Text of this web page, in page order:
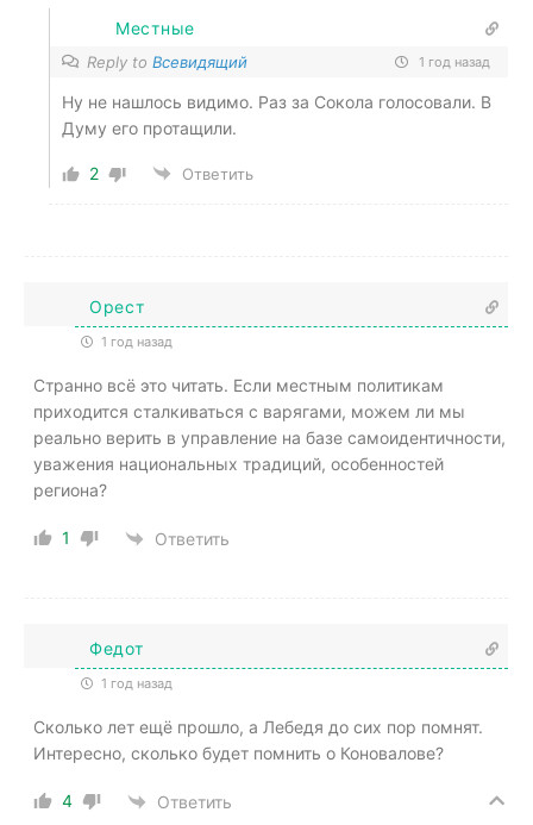
Местные
Reply to Всевидящий 1 год назад
Ну не нашлось видимо. Раз за Сокола голосовали. В
Думу его протащили.
2 Ответить
Орест
1 год назад
Странно всё это читать. Если местным политикам
приходится сталкиваться с варягами, можем ли мы
реально верить в управление на базе самоидентичности,
уважения национальных традиций, особенностей
региона?
1 Ответить
Федот
1 год назад
Сколько лет ещё прошло, а Лебедя до сих пор помнят.
Интересно, сколько будет помнить о Коновалове?
4 Ответить